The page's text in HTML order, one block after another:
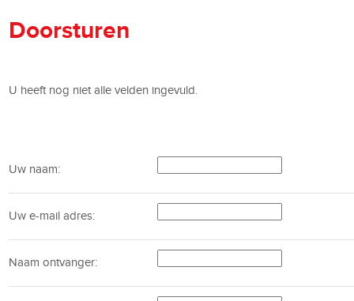
Doorsturen
U heeft nog niet alle velden ingevuld.
Uw naam:
Uw e-mail adres:
Naam ontvanger: